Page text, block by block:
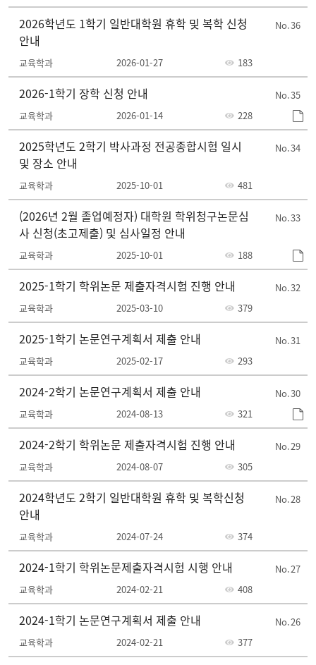
36
2026학년도 1학기 일반대학원 휴학 및 복학 신청
안내
교육학과 2026-01-27 183
35
2026-1학기 장학 신청 안내
교육학과 2026-01-14 228
34
2025학년도 2학기 박사과정 전공종합시험 일시
및 장소 안내
교육학과 2025-10-01 481
33
(2026년 2월 졸업예정자) 대학원 학위청구논문심
사 신청(초고제출) 및 심사일정 안내
교육학과 2025-10-01 188
32
2025-1학기 학위논문 제출자격시험 진행 안내
교육학과 2025-03-10 379
31
2025-1학기 논문연구계획서 제출 안내
교육학과 2025-02-17 293
30
2024-2학기 논문연구계획서 제출 안내
교육학과 2024-08-13 321
29
2024-2학기 학위논문 제출자격시험 진행 안내
교육학과 2024-08-07 305
28
2024학년도 2학기 일반대학원 휴학 및 복학신청
안내
교육학과 2024-07-24 374
27
2024-1학기 학위논문제출자격시험 시행 안내
교육학과 2024-02-21 408
26
2024-1학기 논문연구계획서 제출 안내
교육학과 2024-02-21 377